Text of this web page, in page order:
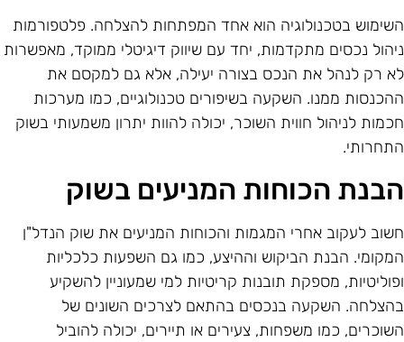
בטכנולוגיה הוא אחד המפתחות להצלחה. פלטפורמות
נכסים מתקדמות, יחד עם שיווק דיגיטלי ממוקד, מאפשרות
רק לנהל את הנכס בצורה יעילה, אלא גם למקסם את
ממנו. השקעה בשיפורים טכנולוגיים, כמו מערכות
לניהול חווית השוכר, יכולה להוות יתרון משמעותי בשוק
הכוחות המניעים בשוק
לעקוב אחרי המגמות והכוחות המניעים את שוק הנדל"ן
הבנת הביקוש וההיצע, כמו גם השפעות כלכליות
מספקת תובנות קריטיות למי שמעוניין להשקיע
השקעה בנכסים בהתאם לצרכים השונים של
כמו משפחות, צעירים או תיירים, יכולה להוביל